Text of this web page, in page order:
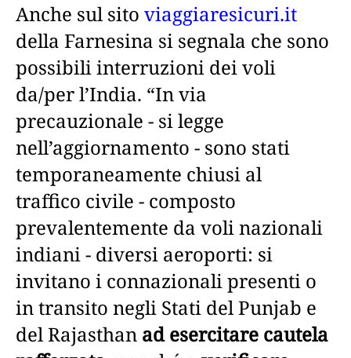
Anche sul sito viaggiaresicuri.it
della Farnesina si segnala che sono
possibili interruzioni dei voli
da/per l’India. “In via
precauzionale - si legge
nell’aggiornamento - sono stati
temporaneamente chiusi al
traffico civile - composto
prevalentemente da voli nazionali
indiani - diversi aeroporti: si
invitano i connazionali presenti o
in transito negli Stati del Punjab e
del Rajasthan ad esercitare cautela